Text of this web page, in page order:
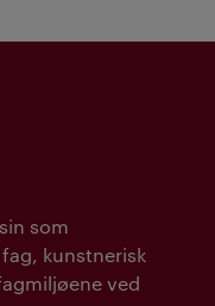
som
kunstnerisk
ved